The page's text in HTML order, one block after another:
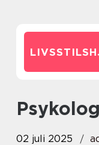
02 juli 2025